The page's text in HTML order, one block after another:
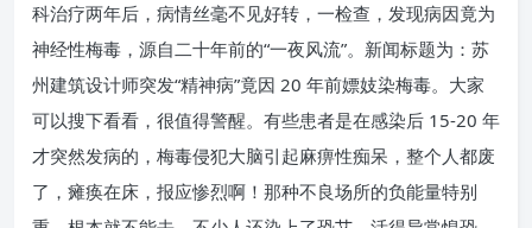
科治疗两年后，病情丝毫不见好转，一检查，发现病因竟为
神经性梅毒，源自二十年前的“一夜风流”。新闻标题为：苏
州建筑设计师突发“精神病”竟因 20 年前嫖妓染梅毒。大家
可以搜下看看，很值得警醒。有些患者是在感染后 15-20 年
才突然发病的，梅毒侵犯大脑引起麻痹性痴呆，整个人都废
了，瘫痪在床，报应惨烈啊！那种不良场所的负能量特别